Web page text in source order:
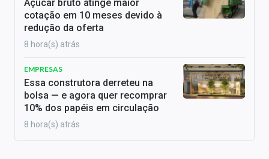
Açúcar bruto atinge maior
cotação em 10 meses devido à
redução da oferta
8 hora(s) atrás
EMPRESAS
Essa construtora derreteu na
bolsa — e agora quer recomprar
10% dos papéis em circulação
8 hora(s) atrás